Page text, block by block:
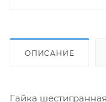
ОПИСАНИЕ
Гайка